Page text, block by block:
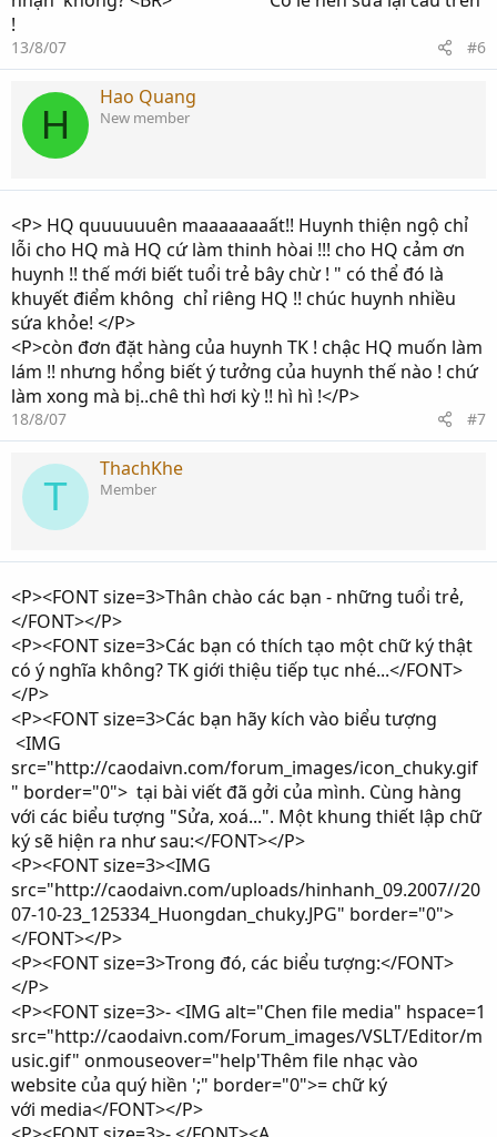
!
13/8/07 #6
H
Hao Quang
New member
<P> HQ quuuuuuên maaaaaaaất!! Huynh thiện ngộ chỉ
lỗi cho HQ mà HQ cứ làm thinh hòai !!! cho HQ cảm ơn
huynh !! thế mới biết tuổi trẻ bây chừ ! " có thể đó là
khuyết điểm không chỉ riêng HQ !! chúc huynh nhiều
sứa khỏe! </P>
<P>còn đơn đặt hàng của huynh TK ! chậc HQ muốn làm
lám !! nhưng hổng biết ý tưởng của huynh thế nào ! chứ
làm xong mà bị..chê thì hơi kỳ !! hì hì !</P>
18/8/07 #7
T
ThachKhe
Member
<P><FONT size=3>Thân chào các bạn - những tuổi trẻ,
</FONT></P>
<P><FONT size=3>Các bạn có thích tạo một chữ ký thật
có ý nghĩa không? TK giới thiệu tiếp tục nhé...</FONT>
</P>
<P><FONT size=3>Các bạn hãy kích vào biểu tượng
<IMG
src="http://caodaivn.com/forum_images/icon_chuky.gif
" border="0"> tại bài viết đã gởi của mình. Cùng hàng
với các biểu tượng "Sửa, xoá...". Một khung thiết lập chữ
ký sẽ hiện ra như sau:</FONT></P>
<P><FONT size=3><IMG
src="http://caodaivn.com/uploads/hinhanh_09.2007//20
07-10-23_125334_Huongdan_chuky.JPG" border="0">
</FONT></P>
<P><FONT size=3>Trong đó, các biểu tượng:</FONT>
</P>
<P><FONT size=3>- <IMG alt="Chen file media" hspace=1
src="http://caodaivn.com/Forum_images/VSLT/Editor/m
usic.gif" onmouseover="help'Thêm file nhạc vào
website của quý hiền ';" border="0">= chữ ký
với media</FONT></P>